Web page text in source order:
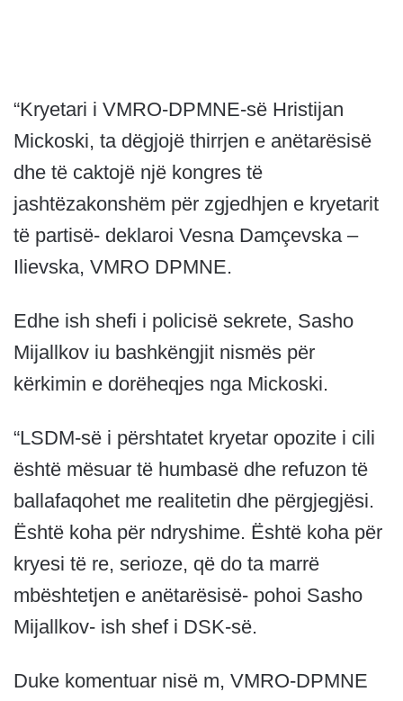
“Kryetari i VMRO-DPMNE-së Hristijan
Mickoski, ta dëgjojë thirrjen e anëtarësisë
dhe të caktojë një kongres të
jashtëzakonshëm për zgjedhjen e kryetarit
të partisë- deklaroi Vesna Damçevska –
Ilievska, VMRO DPMNE.
Edhe ish shefi i policisë sekrete, Sasho
Mijallkov iu bashkëngjit nismës për
kërkimin e dorëheqjes nga Mickoski.
“LSDM-së i përshtatet kryetar opozite i cili
është mësuar të humbasë dhe refuzon të
ballafaqohet me realitetin dhe përgjegjësi.
Është koha për ndryshime. Është koha për
kryesi të re, serioze, që do ta marrë
mbështetjen e anëtarësisë- pohoi Sasho
Mijallkov- ish shef i DSK-së.
Duke komentuar nisë m, VMRO-DPMNE